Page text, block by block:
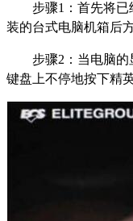
步骤1：首先将
装的台式电脑机箱后
步骤2：当电脑
键盘上不停地按下精